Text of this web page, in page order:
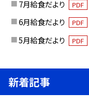
7月給食だより PDF
6月給食だより
PDF
5月給食だより
PDF
新着記事